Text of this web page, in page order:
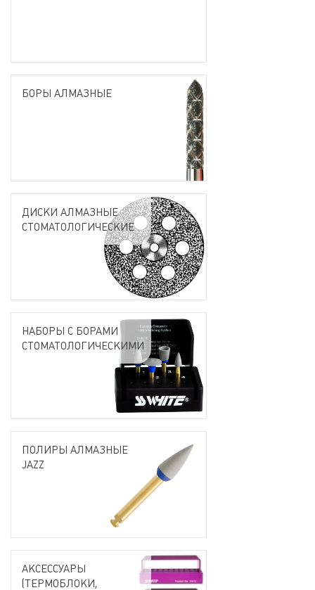
БОРЫ АЛМАЗНЫЕ
ДИСКИ АЛМАЗНЫЕ
СТОМАТОЛОГИЧЕСКИЕ
НАБОРЫ С БОРАМИ
СТОМАТОЛОГИЧЕСКИМИ
ПОЛИРЫ АЛМАЗНЫЕ
JAZZ
АКСЕССУАРЫ
(ТЕРМОБЛОКИ,